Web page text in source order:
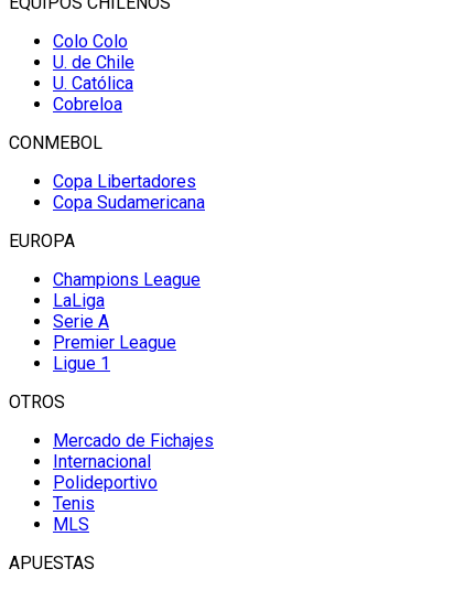
Colo Colo
U. de Chile
U. Católica
Cobreloa
CONMEBOL
Copa Libertadores
Copa Sudamericana
EUROPA
Champions League
LaLiga
Serie A
Premier League
Ligue 1
OTROS
Mercado de Fichajes
Internacional
Polideportivo
Tenis
MLS
APUESTAS